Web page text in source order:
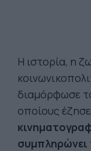
Η ιστορία, η
διαμόρφωσε
οποίους
συμπληρώνει